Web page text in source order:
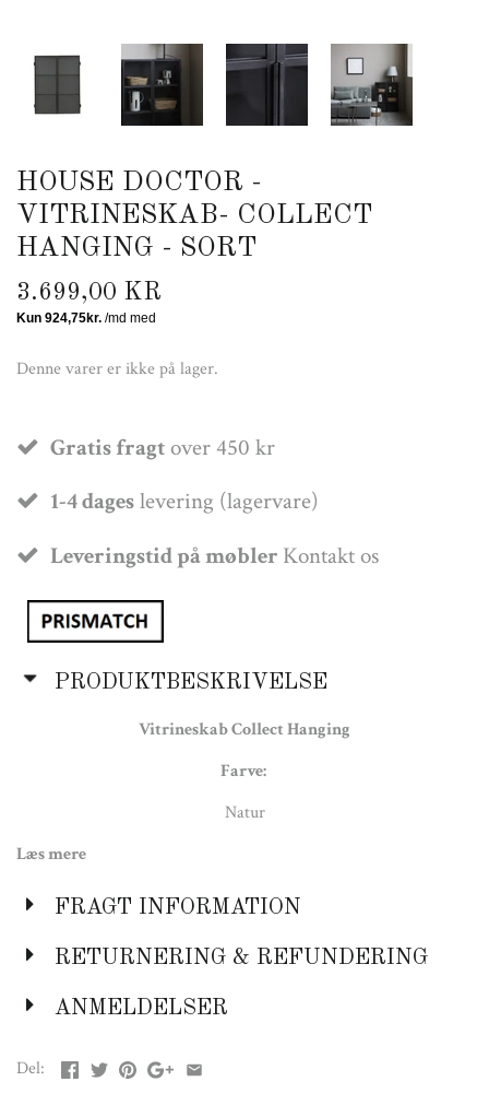
HOUSE DOCTOR -
VITRINESKAB- COLLECT
HANGING - SORT
3.699,00 KR
Denne varer er ikke på lager.
Gratis fragtover 450 kr
1-4 dageslevering (lagervare)
Leveringstid på møbler Kontakt os
PRODUKTBESKRIVELSE
Vitrineskab Collect Hanging
Farve:
Natur
Jern og glas
Bredde: 22 cm
Læs mere
FRAGT INFORMATION
RETURNERING & REFUNDERING
ANMELDELSER
Del: